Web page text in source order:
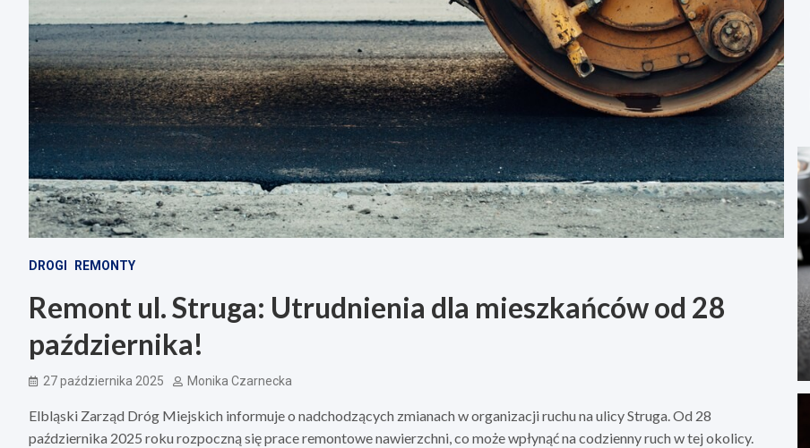
DROGI REMONTY
Remont ul. Struga: Utrudnienia dla mieszkańców od 28
października!
27 października 2025 Monika Czarnecka
Elbląski Zarząd Dróg Miejskich informuje o nadchodzących zmianach w organizacji ruchu na ulicy Struga. Od 28
października 2025 roku rozpoczną się prace remontowe nawierzchni, co może wpłynąć na codzienny ruch w tej okolicy.